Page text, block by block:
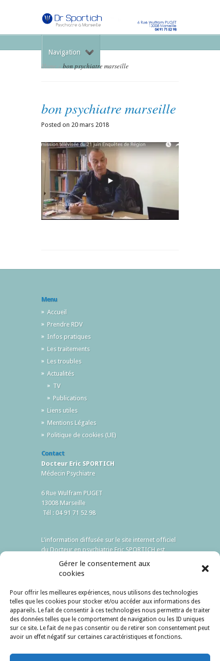
Gérer le consentement aux
cookies
Pour offrir les meilleures expériences, nous utilisons des technologies
telles que les cookies pour stocker et/ou accéder aux informations des
appareils. Le fait de consentir à ces technologies nous permettra de traiter
des données telles que le comportement de navigation ou les ID uniques
sur ce site. Le fait de ne pas consentir ou de retirer son consentement peut
avoir un effet négatif sur certaines caractéristiques et fonctions.
Navigation
Home » bon psychiatre marseille
bon psychiatre marseille
Posted on 20 mars 2018
Menu
Accueil
Prendre RDV
Infos pratiques
Les traitements
Les troubles
Actualités
TV
Publications
Liens utiles
Mentions Légales
Politique de cookies (UE)
Contact
Docteur Eric SPORTICH
Médecin Psychiatre
6 Rue Wulfram PUGET
13008 Marseille
Tél : 04 91 71 52 98
L'information diffusée sur le site internet officiel
du Docteur en psychiatrie Eric SPORTICH est
destinée à encourager, et non à remplacer, les
relations existantes entre patient et médecin.
Accès